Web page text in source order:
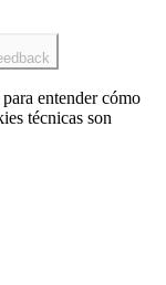
entender cómo
técnicas son